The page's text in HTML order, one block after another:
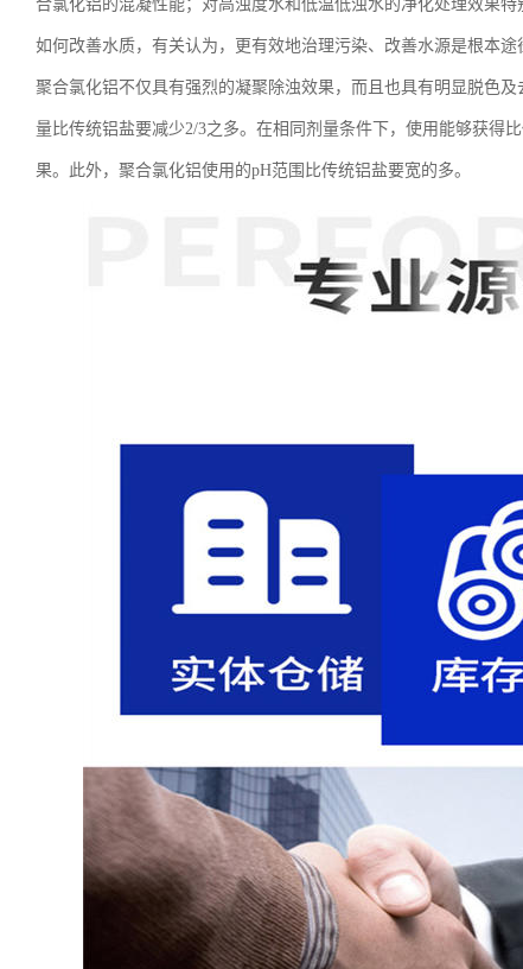
合氯化铝的混凝性能；对高浊度水和低温低浊水的净化处理效果
如何改善水质，有关认为，更有效地治理污染、改善水源是根本途
聚合氯化铝不仅具有强烈的凝聚除浊效果，而且也具有明显脱色
量比传统铝盐要减少2/3之多。在相同剂量条件下，使用能够获得
果。此外，聚合氯化铝使用的pH范围比传统铝盐要宽的多。